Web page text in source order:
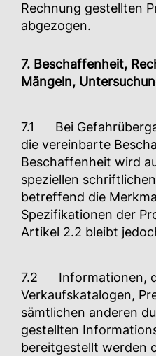
Rechnung gestellten
abgezogen.
7. Beschaffenheit,
Mängeln,
7.1 Bei
die vereinbarte
Beschaffenheit wird
speziellen
betreffend die
Spezifikationen der
Artikel 2.2 bleibt
7.2 Informationen,
Verkaufskatalogen,
sämtlichen anderen
gestellten
bereitgestellt werden